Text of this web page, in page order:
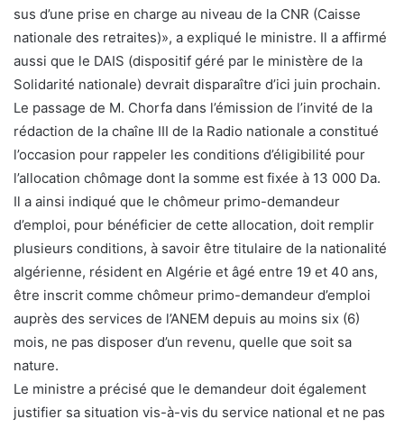
sus d’une prise en charge au niveau de la CNR (Caisse
nationale des retraites)», a expliqué le ministre. Il a affirmé
aussi que le DAIS (dispositif géré par le ministère de la
Solidarité nationale) devrait disparaître d’ici juin prochain.
Le passage de M. Chorfa dans l’émission de l’invité de la
rédaction de la chaîne III de la Radio nationale a constitué
l’occasion pour rappeler les conditions d’éligibilité pour
l’allocation chômage dont la somme est fixée à 13 000 Da.
Il a ainsi indiqué que le chômeur primo-demandeur
d’emploi, pour bénéficier de cette allocation, doit remplir
plusieurs conditions, à savoir être titulaire de la nationalité
algérienne, résident en Algérie et âgé entre 19 et 40 ans,
être inscrit comme chômeur primo-demandeur d’emploi
auprès des services de l’ANEM depuis au moins six (6)
mois, ne pas disposer d’un revenu, quelle que soit sa
nature.
Le ministre a précisé que le demandeur doit également
justifier sa situation vis-à-vis du service national et ne pas